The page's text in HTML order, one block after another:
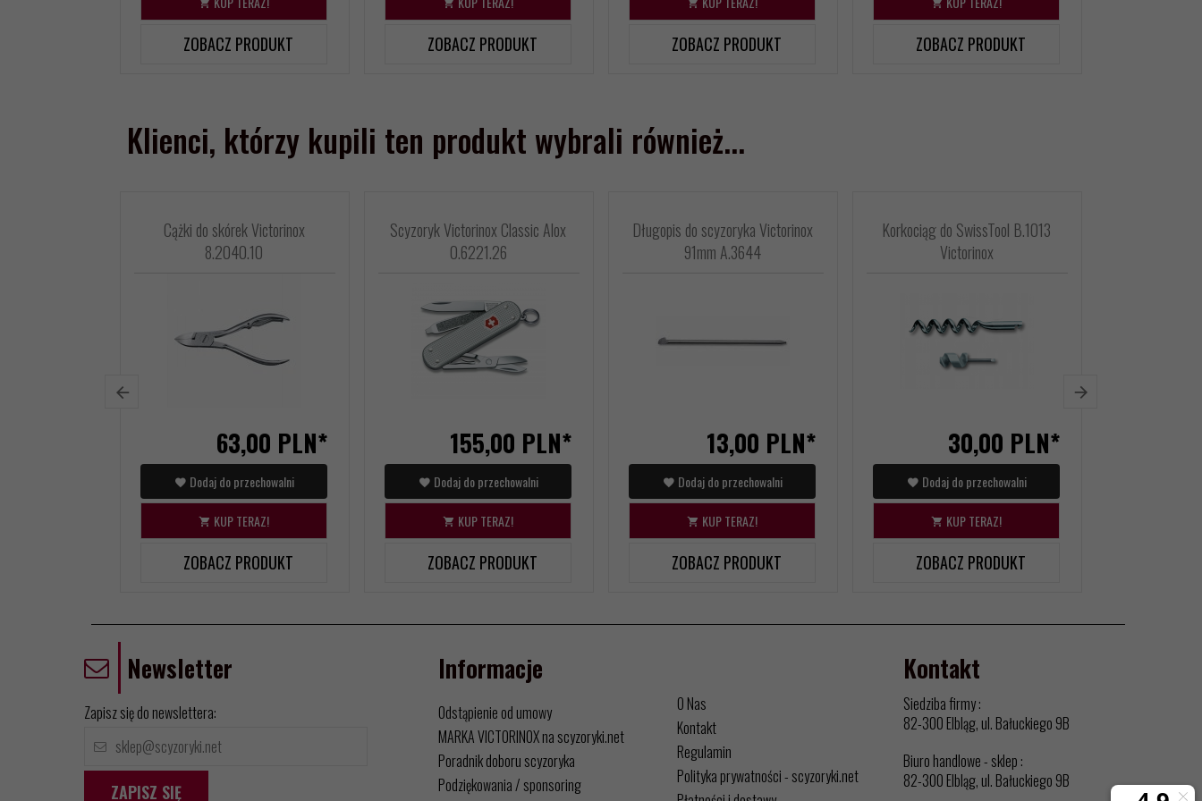
ZOBACZ PRODUKT ZOBACZ PRODUKT ZOBACZ PRODUKT ZOBACZ PRODUKT
Klienci, którzy kupili ten produkt wybrali również...
Cążki do skórek Victorinox
8.2040.10
63,00 PLN*
Dodaj do przechowalni
KUP TERAZ!
ZOBACZ PRODUKT
Scyzoryk Victorinox Classic Alox
0.6221.26
155,00 PLN*
Dodaj do przechowalni
KUP TERAZ!
ZOBACZ PRODUKT
Długopis do scyzoryka Victorinox
91mm A.3644
13,00 PLN*
Dodaj do przechowalni
KUP TERAZ!
ZOBACZ PRODUKT
Korkociąg do SwissTool B.1013
Victorinox
30,00 PLN*
Dodaj do przechowalni
KUP TERAZ!
ZOBACZ PRODUKT
Informacje
Odstąpienie od umowy
MARKA VICTORINOX na scyzoryki.net
Poradnik doboru scyzoryka
Podziękowania / sponsoring
O Nas
Kontakt
Regulamin
Polityka prywatności - scyzoryki.net
Newsletter
Zapisz się do newslettera:
ZAPISZ SIĘ
Kontakt
Siedziba firmy :
82-300 Elbląg, ul. Bałuckiego 9B
Biuro handlowe - sklep :
82-300 Elbląg, ul. Bałuckiego 9B